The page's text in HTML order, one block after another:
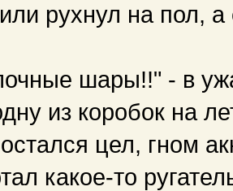
рухнул на пол,
шары!!" - в
из коробок на
цел, гном
какое-то